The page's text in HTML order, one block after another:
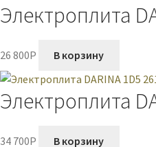
Электроплита
26 800P В корзину
Электроплита
34 700P В корзину